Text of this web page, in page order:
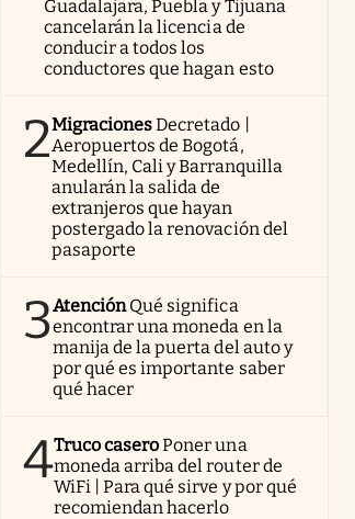
Guadalajara, Puebla y Tijuana
cancelarán la licencia de
conducir a todos los
conductores que hagan esto
2MigracionesDecretado |
Aeropuertos de Bogotá,
Medellín, Cali y Barranquilla
anularán la salida de
extranjeros que hayan
postergado la renovación del
pasaporte
3AtenciónQué significa
encontrar una moneda en la
manija de la puerta del auto y
por qué es importante saber
qué hacer
4Truco caseroPoner una
moneda arriba del router de
WiFi | Para qué sirve y por qué
recomiendan hacerlo